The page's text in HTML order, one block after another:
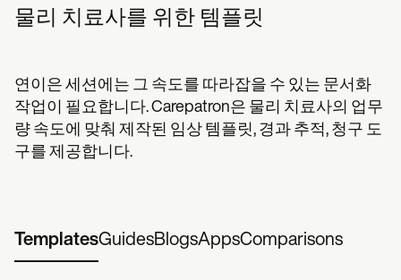
물리 치료사를 위한 템플릿
연이은 세션에는 그 속도를 따라잡을 수 있는 문서화
작업이 필요합니다. Carepatron은 물리 치료사의 업무
량 속도에 맞춰 제작된 임상 템플릿, 경과 추적, 청구 도
구를 제공합니다.
TemplatesGuidesBlogsAppsComparisons